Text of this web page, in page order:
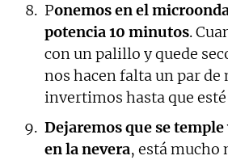
Ponemos en el
potencia 10 minutos.
con un palillo y quede
nos hacen falta un par
invertimos hasta que
Dejaremos que se
en la nevera, está mucho